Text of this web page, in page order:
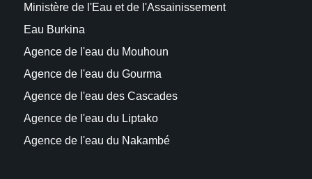
Ministère de l'Eau et de l'Assainissement
Eau Burkina
Agence de l'eau du Mouhoun
Agence de l'eau du Gourma
Agence de l'eau des Cascades
Agence de l'eau du Liptako
Agence de l'eau du Nakambé